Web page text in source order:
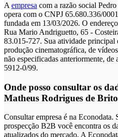
A empresa com a razão social
opera com o CNPJ 65.680.336/
fundada em 13/03/2026. O
Rua Mario Andriguetto, 65 -
83.015-727. Sua atividade principal
produção cinematográfica, de
não especificadas anteriormente,
5912-0/99.
Onde posso consultar os
Matheus Rodrigues de
Consultar empresa é na Econodata.
prospecção B2B você encontra os
atualizados do mercado. A